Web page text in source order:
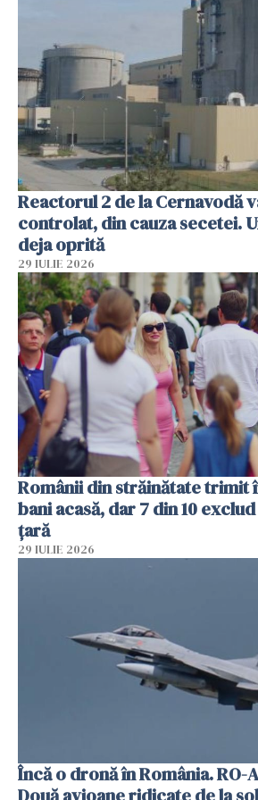
Reactorul 2 de la Cernavodă
controlat, din cauza secetei.
deja oprită
29 IULIE 2026
Românii din străinătate trimit
bani acasă, dar 7 din 10
țară
29 IULIE 2026
Încă o dronă în România. RO-